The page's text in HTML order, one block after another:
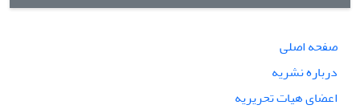
صفحه اصلی
درباره نشریه
اعضای هیات تحریریه